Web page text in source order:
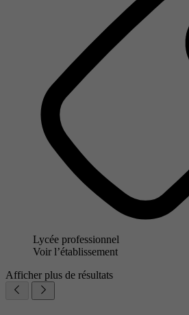
Lycée professionnel
Voir l’établissement
Afficher plus de résultats